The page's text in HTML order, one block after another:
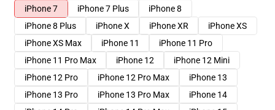
iPhone 7
iPhone 7 Plus
iPhone 8
iPhone 8 Plus
iPhone X iPhone XR
iPhone XS
iPhone XS Max
iPhone 11
iPhone 11 Pro
iPhone 11 Pro Max
iPhone 12
iPhone 12 Mini
iPhone 12 Pro
iPhone 12 Pro Max
iPhone 13
iPhone 13 Pro
iPhone 13 Pro Max
iPhone 14